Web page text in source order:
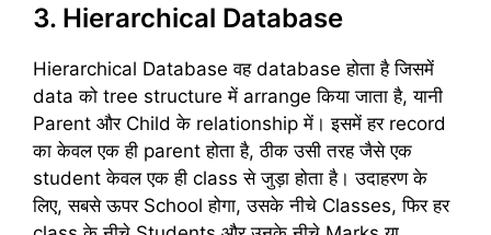
3. Hierarchical Database
Hierarchical Database वह database होता है जिसमें
data को tree structure में arrange किया जाता है, यानी
Parent और Child के relationship में। इसमें हर record
का केवल एक ही parent होता है, ठीक उसी तरह जैसे एक
student केवल एक ही class से जुड़ा होता है। उदाहरण के
लिए, सबसे ऊपर School होगा, उसके नीचे Classes, फिर हर